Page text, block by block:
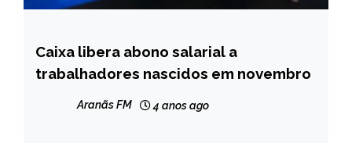
BRASIL
NOTÍCIAS
Caixa libera abono salarial a
trabalhadores nascidos em novembro
Aranãs FM 4 anos ago